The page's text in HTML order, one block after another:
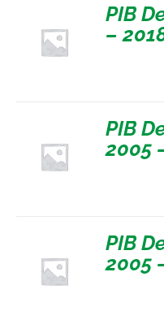
PIB
–
PIB
2005
PIB
2005